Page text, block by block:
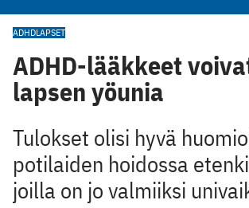
ADHDLAPSET
ADHD-lääkkeet
lapsen yöunia
Tulokset olisi hyvä
potilaiden hoidossa
joilla on jo valmiiksi